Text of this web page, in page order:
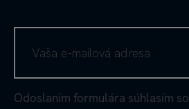
Odoslaním formulára súhlasím so